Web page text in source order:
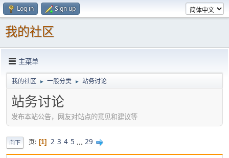
Log in Sign up
我的社区
主菜单
我的社区 ► 一般分类 ► 站务讨论
站务讨论
发布本站公告，网友对站点的意见和建议等
向下 页 1 2 3 4 5 ... 29